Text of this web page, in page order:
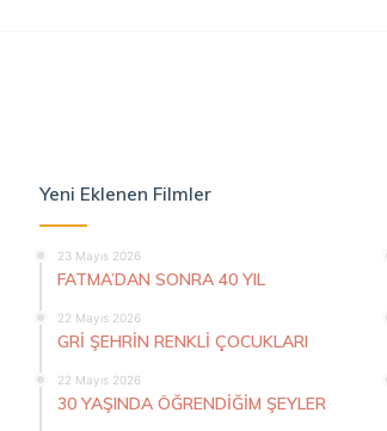
Yeni Eklenen Filmler
23 Mayıs 2026
FATMA’DAN SONRA 40 YIL
22 Mayıs 2026
GRİ ŞEHRİN RENKLİ ÇOCUKLARI
22 Mayıs 2026
30 YAŞINDA ÖĞRENDİĞİM ŞEYLER